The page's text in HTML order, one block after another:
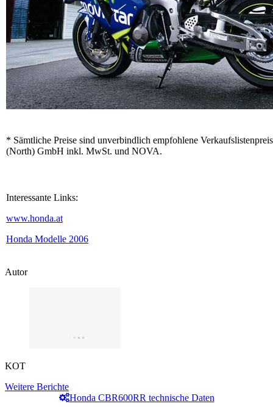
* Sämtliche Preise sind unverbindlich empfohlene
(North) GmbH inkl. MwSt. und NOVA.
Interessante Links:
www.honda.at
Honda Modelle 2006
Autor
KOT
Weitere Berichte
Honda CBR600RR technische Daten